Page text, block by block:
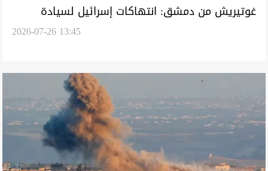
غوتيريش من دمشق: انتهاكات إسرائيل لسيادة
سوريا مرفوضة وسنرفع تقريراً لمجلس الأمن2026-07-26 13:45